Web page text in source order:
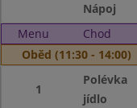
Nápoj
Menu
Chod
Oběd (11:30 - 14:00)
1
Polévka
jídlo